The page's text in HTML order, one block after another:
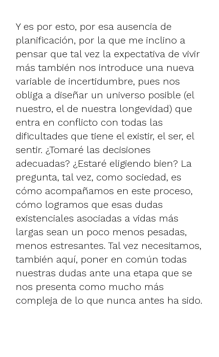
Y es por esto, por esa ausencia de
planificación, por la que me inclino a
pensar que tal vez la expectativa de vivir
más también nos introduce una nueva
variable de incertidumbre, pues nos
obliga a diseñar un universo posible (el
nuestro, el de nuestra longevidad) que
entra en conflicto con todas las
dificultades que tiene el existir, el ser, el
sentir. ¿Tomaré las decisiones
adecuadas? ¿Estaré eligiendo bien? La
pregunta, tal vez, como sociedad, es
cómo acompañamos en este proceso,
cómo logramos que esas dudas
existenciales asociadas a vidas más
largas sean un poco menos pesadas,
menos estresantes. Tal vez necesitamos,
también aquí, poner en común todas
nuestras dudas ante una etapa que se
nos presenta como mucho más
compleja de lo que nunca antes ha sido.